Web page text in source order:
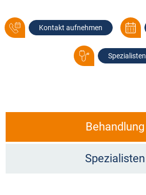
Kontakt aufnehmen
Spezialisten
Behandlung
Spezialisten